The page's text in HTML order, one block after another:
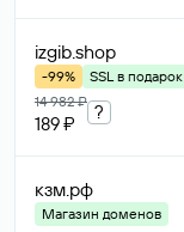
izgib.shop
-99%
SSL в подарок
14 982 ₽
189 ₽
?
кзм.рф
Магазин доменов